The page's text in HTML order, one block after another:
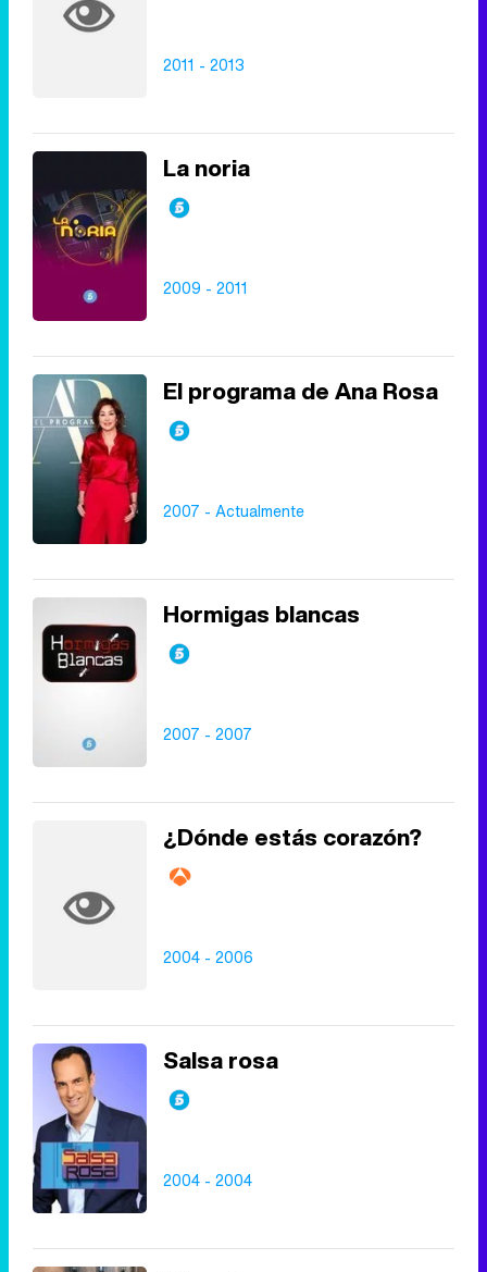
2011 - 2013
La noria
2009 - 2011
El programa de Ana Rosa
2007 - Actualmente
Hormigas blancas
2007 - 2007
¿Dónde estás corazón?
2004 - 2006
Salsa rosa
2004 - 2004